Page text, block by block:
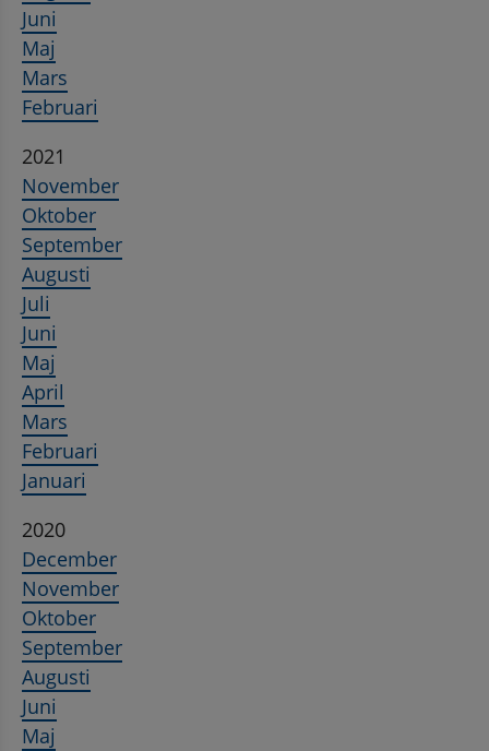
Juni
Maj
Mars
Februari
2021
November
Oktober
September
Augusti
Juli
Juni
Maj
April
Mars
Februari
Januari
2020
December
November
Oktober
September
Augusti
Juni
Maj